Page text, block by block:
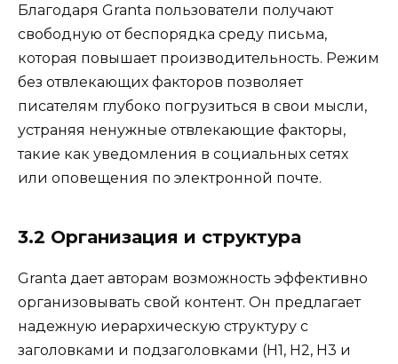
Благодаря Granta пользователи получают
свободную от беспорядка среду письма,
которая повышает производительность. Режим
без отвлекающих факторов позволяет
писателям глубоко погрузиться в свои мысли,
устраняя ненужные отвлекающие факторы,
такие как уведомления в социальных сетях
или оповещения по электронной почте.
3.2 Организация и структура
Granta дает авторам возможность эффективно
организовывать свой контент. Он предлагает
надежную иерархическую структуру с
заголовками и подзаголовками (H1, H2, H3 и